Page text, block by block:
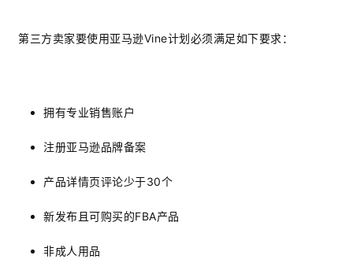
第三方卖家要使用亚马逊Vine计划必须满足如下要求：
拥有专业销售账户
注册亚马逊品牌备案
产品详情页评论少于30个
新发布且可购买的FBA产品
非成人用品